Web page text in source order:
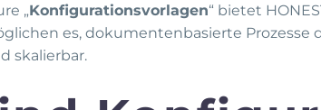
„Konfigurationsvorlagen“ bietet
es, dokumentenbasierte
skalierbar.